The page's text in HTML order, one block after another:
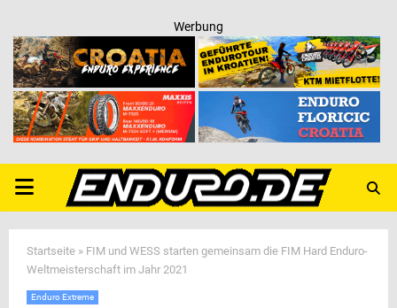
Werbung
PRIMARY
MENU
Startseite » FIM und WESS starten gemeinsam die FIM Hard Enduro-
Weltmeisterschaft im Jahr 2021
Enduro Extreme